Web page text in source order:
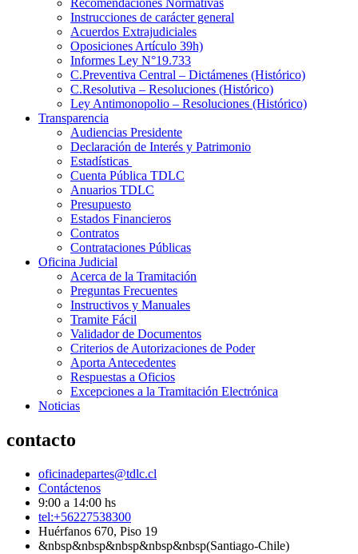
Recomendaciones Normativas
Instrucciones de carácter general
Acuerdos Extrajudiciales
Oposiciones Artículo 39h)
Informes Ley N°19.733
C.Preventiva Central – Dictámenes (Histórico)
C.Resolutiva – Resoluciones (Histórico)
Ley Antimonopolio – Resoluciones (Histórico)
Transparencia
Audiencias Presidente
Declaración de Interés y Patrimonio
Estadísticas
Cuenta Pública TDLC
Anuarios TDLC
Presupuesto
Estados Financieros
Contratos
Contrataciones Públicas
Oficina Judicial
Acerca de la Tramitación
Preguntas Frecuentes
Instructivos y Manuales
Tramite Fácil
Validador de Documentos
Criterios de Autorizaciones de Poder
Aporta Antecedentes
Respuestas a Oficios
Excepciones a la Tramitación Electrónica
Noticias
contacto
oficinadepartes@tdlc.cl
Contáctenos
9:00 a 14:00 hs
tel:+56227538300
Huérfanos 670, Piso 19
&nbsp&nbsp&nbsp&nbsp&nbsp(Santiago-Chile)